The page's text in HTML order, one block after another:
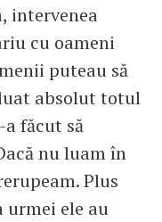
intervenea
cu oameni
puteau să
absolut totul
făcut să
nu luam în
Plus
urmei ele au